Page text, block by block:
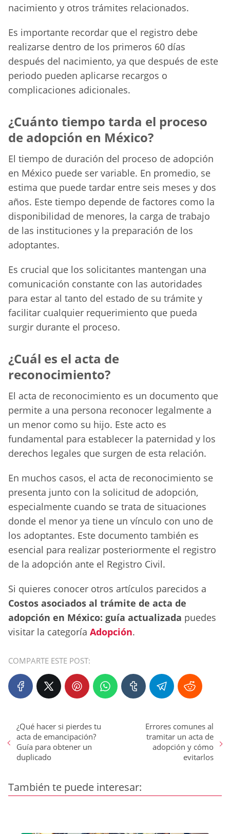
nacimiento y otros trámites relacionados.
Es importante recordar que el registro debe
realizarse dentro de los primeros 60 días
después del nacimiento, ya que después de este
periodo pueden aplicarse recargos o
complicaciones adicionales.
¿Cuánto tiempo tarda el proceso
de adopción en México?
El tiempo de duración del proceso de adopción
en México puede ser variable. En promedio, se
estima que puede tardar entre seis meses y dos
años. Este tiempo depende de factores como la
disponibilidad de menores, la carga de trabajo
de las instituciones y la preparación de los
adoptantes.
Es crucial que los solicitantes mantengan una
comunicación constante con las autoridades
para estar al tanto del estado de su trámite y
facilitar cualquier requerimiento que pueda
surgir durante el proceso.
¿Cuál es el acta de
reconocimiento?
El acta de reconocimiento es un documento que
permite a una persona reconocer legalmente a
un menor como su hijo. Este acto es
fundamental para establecer la paternidad y los
derechos legales que surgen de esta relación.
En muchos casos, el acta de reconocimiento se
presenta junto con la solicitud de adopción,
especialmente cuando se trata de situaciones
donde el menor ya tiene un vínculo con uno de
los adoptantes. Este documento también es
esencial para realizar posteriormente el registro
de la adopción ante el Registro Civil.
Si quieres conocer otros artículos parecidos a
Costos asociados al trámite de acta de
adopción en México: guía actualizada puedes
visitar la categoría Adopción.
COMPARTE ESTE POST:
¿Qué hacer si pierdes tu
acta de emancipación?
Guía para obtener un
duplicado
Errores comunes al
tramitar un acta de
adopción y cómo
evitarlos
También te puede interesar: